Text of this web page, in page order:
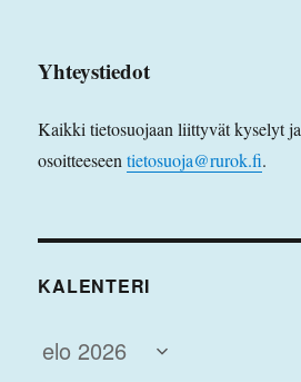
Yhteystiedot
Kaikki tietosuojaan liittyvät kyselyt
osoitteeseentietosuoja@rurok.fi.
KALENTERI